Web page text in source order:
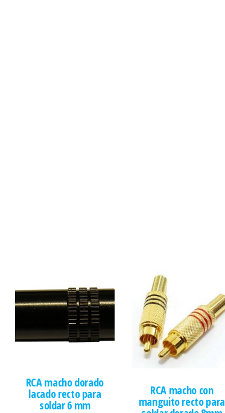
RCA macho dorado
lacado recto para
soldar 6 mm
RCA macho con
manguito recto para